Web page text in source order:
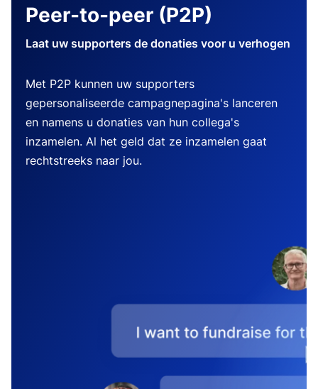
Peer-to-peer (P2P)
Laat uw supporters de donaties voor u verhogen
Met P2P kunnen uw supporters
gepersonaliseerde campagnepagina's lanceren
en namens u donaties van hun collega's
inzamelen. Al het geld dat ze inzamelen gaat
rechtstreeks naar jou.